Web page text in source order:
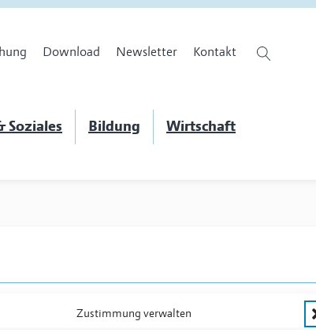
Zustimmung verwalten
Download Newsletter Kontakt
Soziales Bildung Wirtschaft